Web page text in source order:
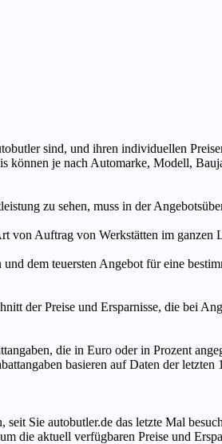
sind, und ihren individuellen
je nach Automarke, Modell,
zu sehen, muss in der
von Auftrag von Werkstätten im ganzen
dem teuersten Angebot für eine
Preise und Ersparnisse, die bei
die in Euro oder in Prozent
basieren auf Daten der letzten
Sie autobutler.de das letzte Mal
die aktuell verfügbaren Preise und